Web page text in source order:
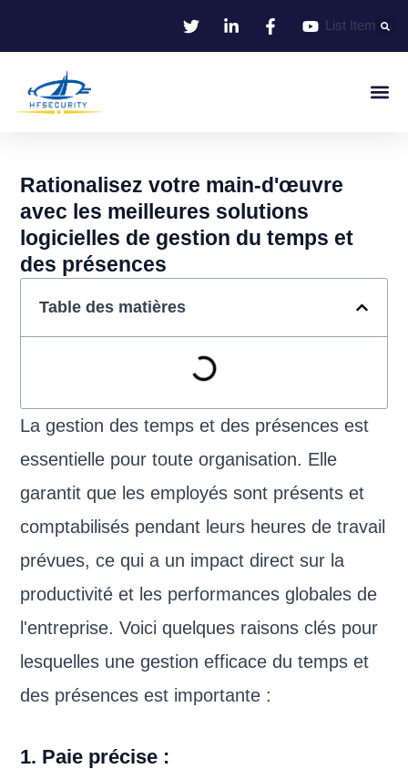
List Item
Rationalisez votre main-d'œuvre
avec les meilleures solutions
logicielles de gestion du temps et
des présences
Table des matières
La gestion des temps et des présences est
essentielle pour toute organisation. Elle
garantit que les employés sont présents et
comptabilisés pendant leurs heures de travail
prévues, ce qui a un impact direct sur la
productivité et les performances globales de
l'entreprise. Voici quelques raisons clés pour
lesquelles une gestion efficace du temps et
des présences est importante :
1. Paie précise :